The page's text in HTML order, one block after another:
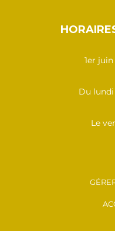
1er
Du
Le